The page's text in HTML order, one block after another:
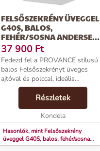
FELSŐSZEKRÉNY ÜVEGGEL
G40S, BALOS,
FEHÉR/SOSNA ANDERSEN,
PROVANCE
37 900 Ft
Fedezd fel a PROVANCE stílusú
balos Felsőszekrényt üveges
ajtóval és polccal, ideális
kiegészítője a
konyhádnak!Termékjellemzők:Név:
Felsőszekrény üveggel G40S,
balos, fehér/sosna andersen,
Részletek
Kondela
Hasonlók, mint Felsőszekrény
üveggel G40S, balos, fehér/sosna
andersen, PROVANCE